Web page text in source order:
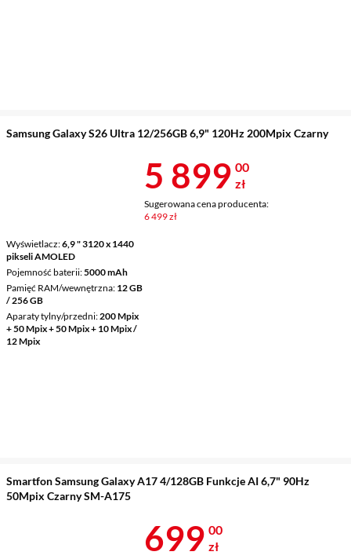
Samsung Galaxy S26 Ultra 12/256GB 6,9" 120Hz 200Mpix Czarny
Wyświetlacz 6,9 " 3120 x 1440
pikseli AMOLED
Pojemność baterii 5000 mAh
Pamięć RAM/wewnętrzna 12 GB
/ 256 GB
Aparaty tylny/przedni 200 Mpix
+ 50 Mpix + 50 Mpix + 10 Mpix /
12 Mpix
Cena 5 899 zł
5 899 00
zł
Sugerowana cena producenta:
6 499 zł
Smartfon Samsung Galaxy A17 4/128GB Funkcje AI 6,7" 90Hz
50Mpix Czarny SM-A175
Cena 699 zł
699 00
zł